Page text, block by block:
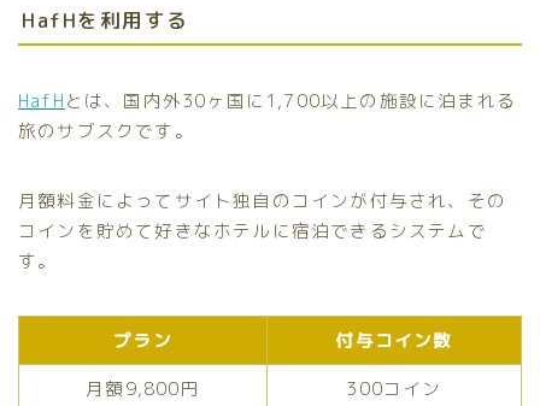
HafHを利用する
HafHとは、国内外30ヶ国に1,700以上の施設に泊まれる
旅のサブスクです。
月額料金によってサイト独自のコインが付与され、その
コインを貯めて好きなホテルに宿泊できるシステムで
す。
プラン
付与コイン数
月額9,800円
300コイン